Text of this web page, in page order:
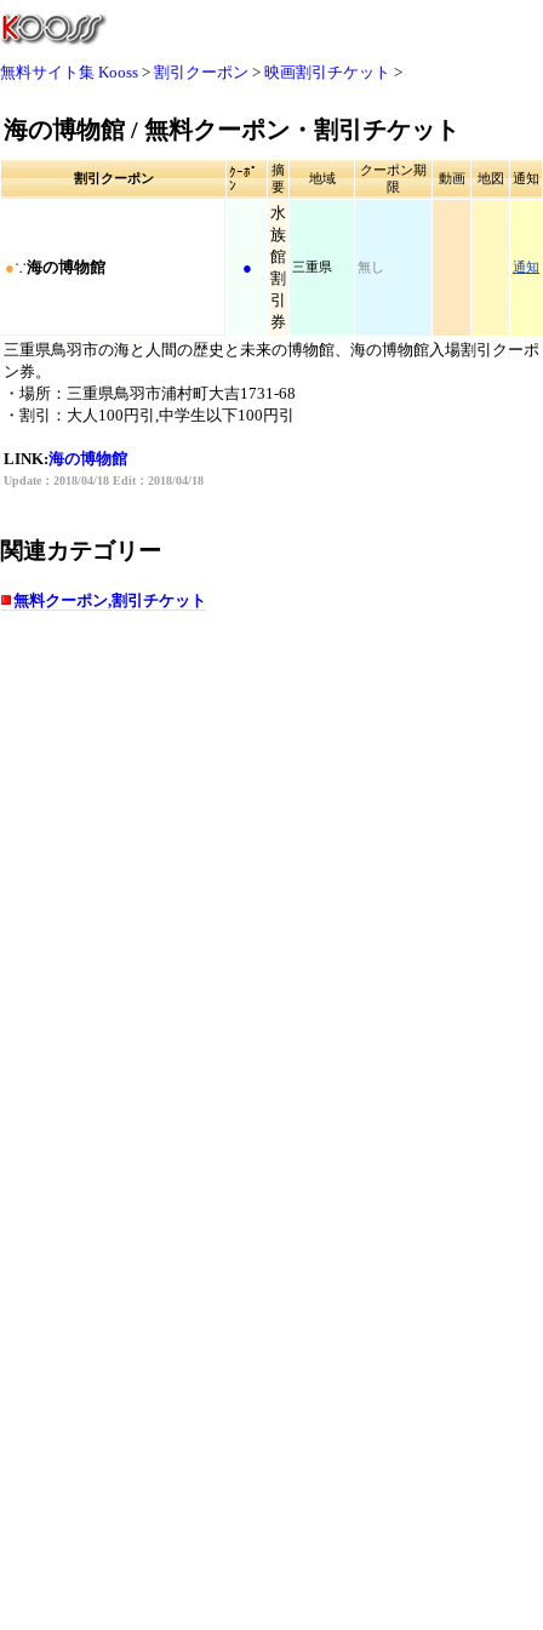
無料サイト集 Kooss 割引クーポン 映画割引チケット
海の博物館 / 無料クーポン・割引チケット
割引クーポン
ｸｰﾎﾟ
ﾝ
摘
要
地域
クーポン期
限
動画 地図 通知
●∵海の博物館 ●
水
族
館
割
引
券
三重県 無し 通知
三重県鳥羽市の海と人間の歴史と未来の博物館、海の博物館入場割引クーポ
ン券。
・場所：三重県鳥羽市浦村町大吉1731-68
・割引：大人100円引,中学生以下100円引
LINK:海の博物館
Update：2018/04/18 Edit：2018/04/18
関連カテゴリー
無料クーポン,割引チケット